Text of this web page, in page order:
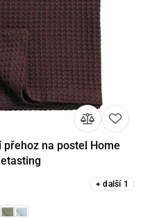
Detail
přehoz na postel Home
+další 1